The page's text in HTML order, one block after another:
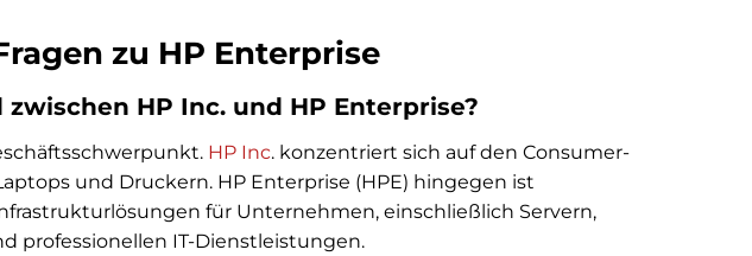
zu HP Enterprise
HP Inc. und HP Enterprise?
HP Inc. konzentriert sich auf den Consumer-
und Druckern. HP Enterprise (HPE) hingegen ist
für Unternehmen, einschließlich Servern,
professionellen IT-Dienstleistungen.